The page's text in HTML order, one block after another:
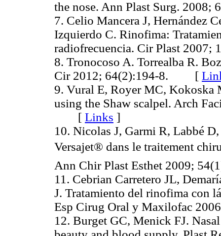
the nose. Ann Plast Surg.
7. Celio Mancera J, Hernández
Izquierdo C. Rinofima:
radiofrecuencia. Cir Plast
8. Tronocoso A. Torrealba R.
Cir 2012; 64(2):194-8. [
9. Vural E, Royer MC, Kokoska
using the Shaw scalpel. Arch
[ Links ]
10. Nicolas J, Garmi R, Labbé
Versajet® dans le traitement
Ann Chir Plast Esthet 2009;
11. Cebrian Carretero JL,
J. Tratamiento del rinofima con
Esp Cirug Oral y Maxilofac
12. Burget GC, Menick FJ.